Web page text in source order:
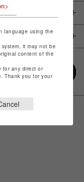
language using the
it may not be
content of the
for any direct or
Thank you for your